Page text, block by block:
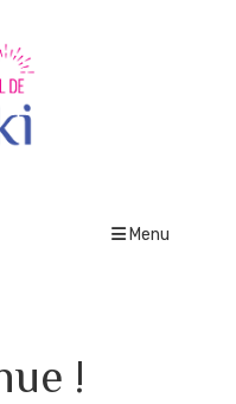
Menu
!